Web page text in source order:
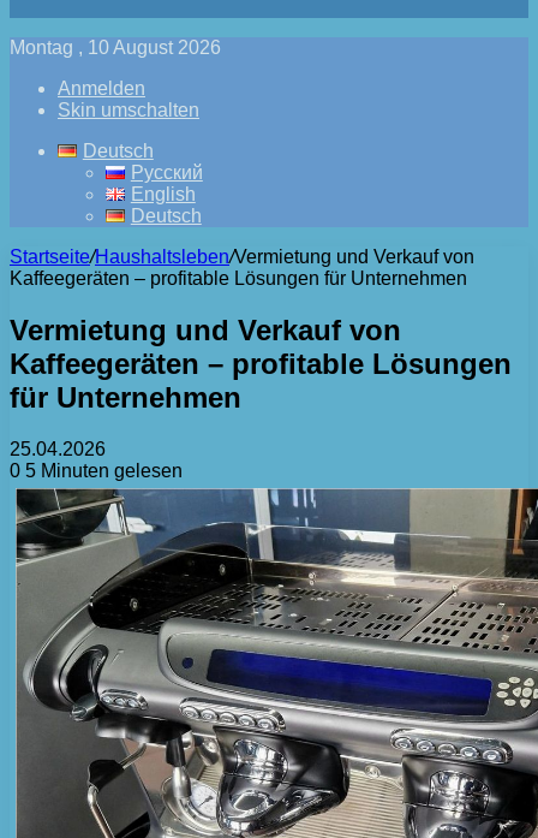
Montag , 10 August 2026
Anmelden
Skin umschalten
Deutsch
Русский
English
Deutsch
Startseite/Haushaltsleben/Vermietung und Verkauf von
Kaffeegeräten – profitable Lösungen für Unternehmen
Vermietung und Verkauf von
Kaffeegeräten – profitable Lösungen
für Unternehmen
25.04.2026
0 5 Minuten gelesen